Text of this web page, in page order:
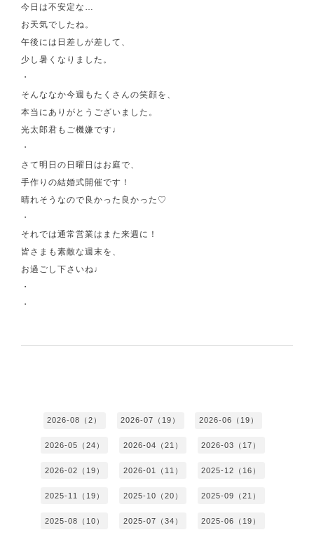
今日は不安定な…
お天気でしたね。
午後には日差しが差して、
少し暑くなりました。
・
そんななか今週もたくさんの笑顔を、
本当にありがとうございました。
光太郎君もご機嫌です♩
・
さて明日の日曜日はお庭で、
手作りの結婚式開催です！
晴れそうなので良かった良かった♡
・
それでは通常営業はまた来週に！
皆さまも素敵な週末を、
お過ごし下さいね♩
・
・
2026-08（2） 2026-07（19） 2026-06（19）
2026-05（24） 2026-04（21） 2026-03（17）
2026-02（19） 2026-01（11） 2025-12（16）
2025-11（19） 2025-10（20） 2025-09（21）
2025-08（10） 2025-07（34） 2025-06（19）